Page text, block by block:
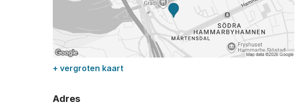
+ vergroten kaart
Adres